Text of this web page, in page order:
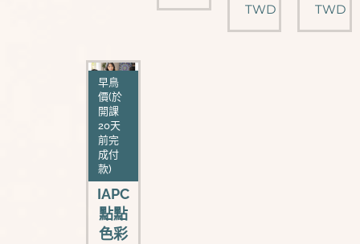
TWD
TWD
|證照
班|
美國
IAPC
點點
色彩
早鳥
價(於
開課
20天
前完
成付
款)